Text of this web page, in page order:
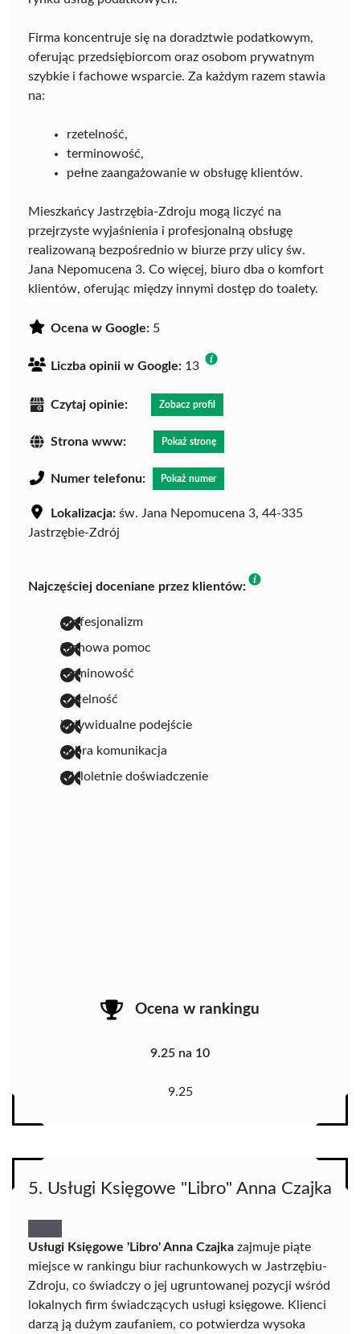
Firma koncentruje się na doradztwie podatkowym,
oferując przedsiębiorcom oraz osobom prywatnym
szybkie i fachowe wsparcie. Za każdym razem stawia
na:
rzetelność,
terminowość,
pełne zaangażowanie w obsługę klientów.
Mieszkańcy Jastrzębia-Zdroju mogą liczyć na
przejrzyste wyjaśnienia i profesjonalną obsługę
realizowaną bezpośrednio w biurze przy ulicy św.
Jana Nepomucena 3. Co więcej, biuro dba o komfort
klientów, oferując między innymi dostęp do toalety.
Ocena w Google: 5
Liczba opinii w Google: 13
Czytaj opinie: Zobacz profil
Strona www: Pokaż stronę
Numer telefonu: Pokaż numer
Lokalizacja: św. Jana Nepomucena 3, 44-335
Jastrzębie-Zdrój
Najczęściej doceniane przez klientów:
profesjonalizm
fachowa pomoc
terminowość
rzetelność
indywidualne podejście
dobra komunikacja
wieloletnie doświadczenie
Ocena w rankingu
9.25 na 10
9.25
5. Usługi Księgowe "Libro" Anna Czajka
Usługi Księgowe 'Libro' Anna Czajka zajmuje piąte
miejsce w rankingu biur rachunkowych w Jastrzębiu-
Zdroju, co świadczy o jej ugruntowanej pozycji wśród
lokalnych firm świadczących usługi księgowe. Klienci
darzą ją dużym zaufaniem, co potwierdza wysoka